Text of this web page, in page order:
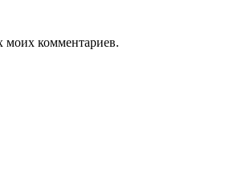
моих комментариев.